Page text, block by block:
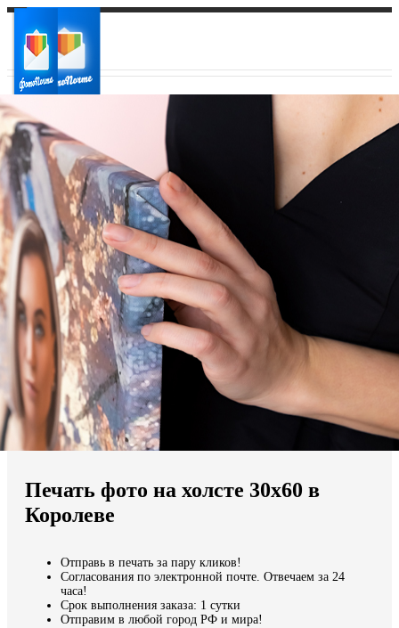
Ваш город:
Ваш регион доставки
Выберите из списка:
Мы доставляем по всему миру
Продолжить без города
Печать фото на холсте 30х60 в
Королеве
Отправь в печать за пару кликов!
Согласования по электронной почте. Отвечаем за 24
часа!
Срок выполнения заказа: 1 сутки
Отправим в любой город РФ и мира!